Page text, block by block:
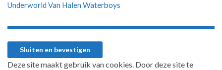
Underworld Van Halen Waterboys
Deze site maakt gebruik van cookies. Door deze site te